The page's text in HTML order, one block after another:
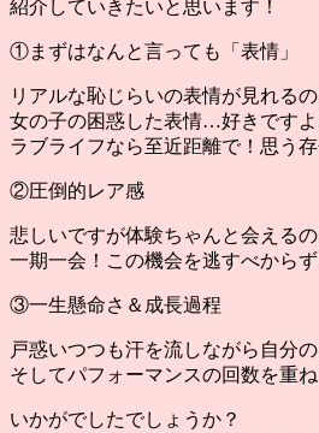
紹介していきたいと思います！
①まずはなんと言っても「表情」
リアルな恥じらいの表情が見れる
女の子の困惑した表情…好きですよ
ラブライフなら至近距離で！思う
②圧倒的レア感
悲しいですが体験ちゃんと会える
一期一会！この機会を逃すべからず
③一生懸命さ＆成長過程
戸惑いつつも汗を流しながら自分
そしてパフォーマンスの回数を重
いかがでしたでしょうか？